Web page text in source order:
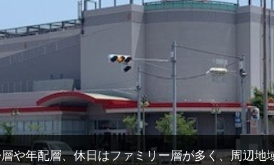
や年配層、休日はファミリー層が多く、周辺